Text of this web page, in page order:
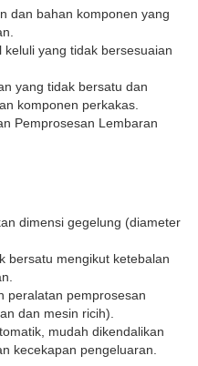
dan bahan komponen yang
yang tidak bersesuaian
yang tidak bersatu dan
komponen perkakas.
Pemprosesan Lembaran
dimensi gegelung (diameter
bersatu mengikut ketebalan
peralatan pemprosesan
dan mesin ricih).
mudah dikendalikan
kecekapan pengeluaran.